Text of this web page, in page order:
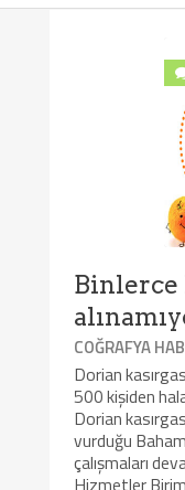
Binlerce
COĞRAFYA
Dorian
500 kişiden
Dorian
vurduğu
çalışmaları